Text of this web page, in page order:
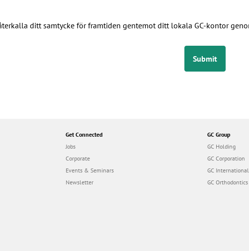
ditt samtycke för framtiden gentemot ditt lokala GC-kontor
Submit
Get Connected
Jobs
Corporate
Events & Seminars
Newsletter
GC Group
GC Holding
GC Corporation
GC
GC Orthodontics